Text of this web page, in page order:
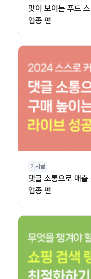
맛이 보이는 푸드
업종 편
게시글
댓글 소통으로 매
업종 편